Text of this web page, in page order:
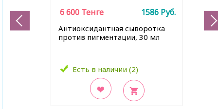
Антиоксидантная сыворотка
против пигментации, 30 мл
Есть в наличии (2)
6 600 Тенге 1586 Руб.